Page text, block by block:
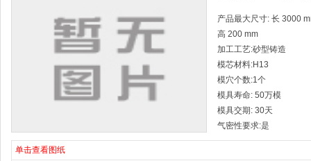
产品最大尺寸: 长 3000
高 200 mm
加工工艺:砂型铸造
模芯材料:H13
模穴个数:1个
模具寿命: 50万模
模具交期: 30天
气密性要求:是
单击查看图纸